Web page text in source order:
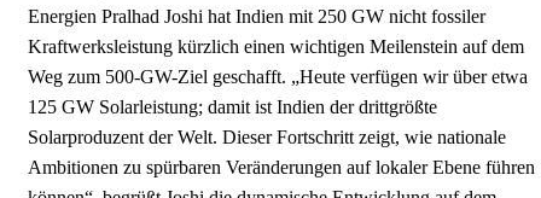
Energien Pralhad Joshi hat Indien mit 250 GW nicht fossiler
Kraftwerksleistung kürzlich einen wichtigen Meilenstein auf dem
Weg zum 500-GW-Ziel geschafft. „Heute verfügen wir über etwa
125 GW Solarleistung; damit ist Indien der drittgrößte
Solarproduzent der Welt. Dieser Fortschritt zeigt, wie nationale
Ambitionen zu spürbaren Veränderungen auf lokaler Ebene führen